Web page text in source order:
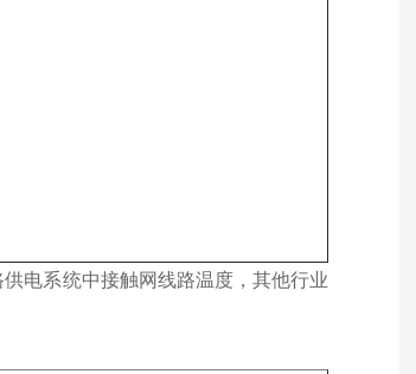
电系统中接触网线路温度，其他行业